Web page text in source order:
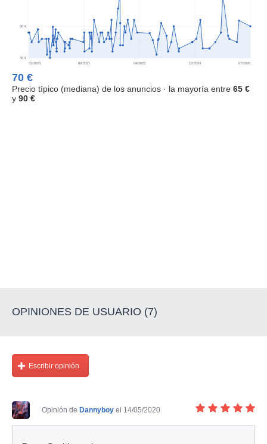
40 €
90 €
01/2020 09/2021 04/2023 12/2024 07/2026
70 €
Precio típico (mediana) de los anuncios · la mayoría entre 65 €
y 90 €
OPINIONES DE USUARIO (7)
Escribir opinión
Opinión de Dannyboy el 14/05/2020